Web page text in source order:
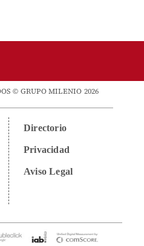
© GRUPO MILENIO 2026
Directorio
Privacidad
Aviso Legal